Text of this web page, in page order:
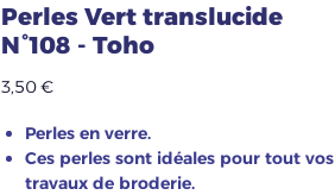
Perles Vert translucide
N°108 - Toho
3,50 €Prix
Perles en verre.
Ces perles sont idéales pour tout vos
travaux de broderie.